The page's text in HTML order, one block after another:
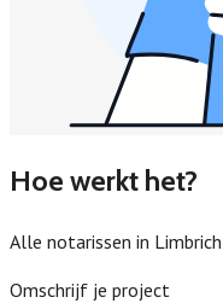
Hoe werkt het?
Alle notarissen in
Omschrijf je project